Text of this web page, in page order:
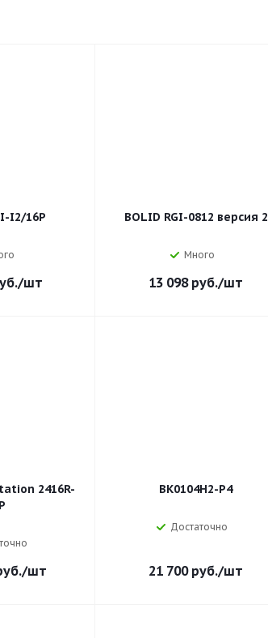
I2/16P
/шт
BOLID RGI-0812 версия 2
Много
13 098руб./шт
2416R-
/шт
BK0104H2-P4
Достаточно
21 700руб./шт